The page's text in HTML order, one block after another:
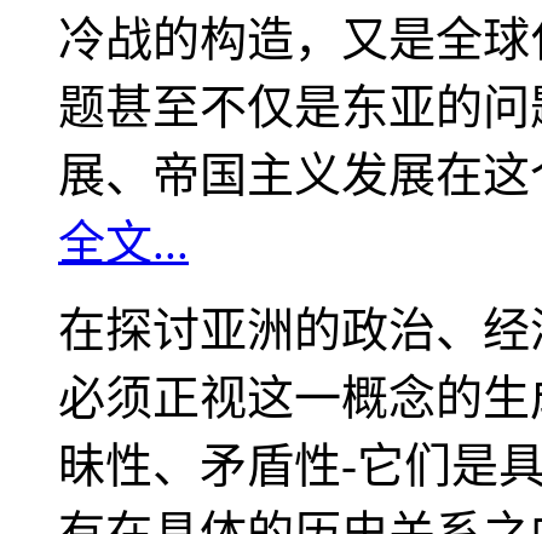
冷战的构造，又是全
题甚至不仅是东亚的
展、帝国主义发展在
全文...
在探讨亚洲的政治、
必须正视这一概念的
昧性、矛盾性-它们是